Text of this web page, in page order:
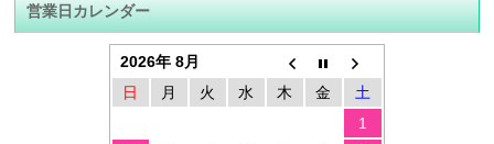
営業日カレンダー
2026年 8月
日
月 火 水 木 金
土
1